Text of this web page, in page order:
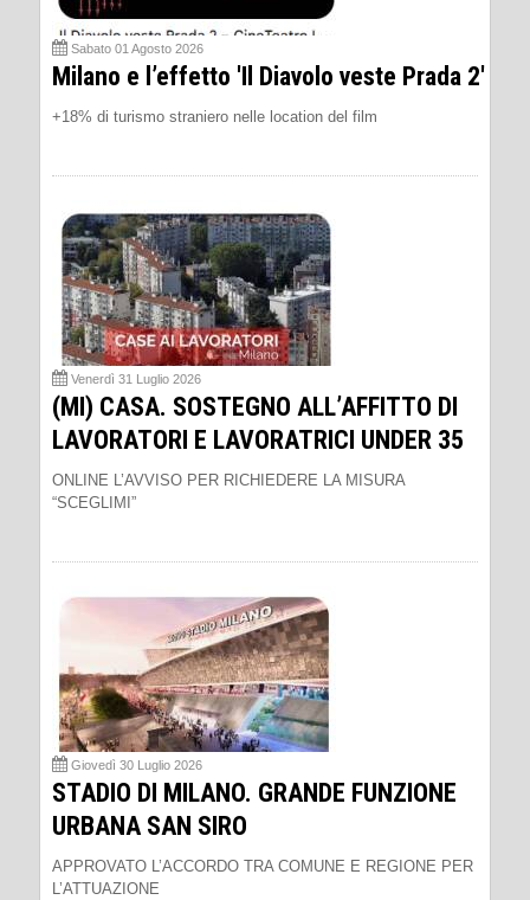
Sabato 01 Agosto 2026
Milano e l’effetto 'Il Diavolo veste Prada 2'
+18% di turismo straniero nelle location del film
Venerdì 31 Luglio 2026
(MI) CASA. SOSTEGNO ALL’AFFITTO DI
LAVORATORI E LAVORATRICI UNDER 35
ONLINE L’AVVISO PER RICHIEDERE LA MISURA
“SCEGLIMI”
Giovedì 30 Luglio 2026
STADIO DI MILANO. GRANDE FUNZIONE
URBANA SAN SIRO
APPROVATO L’ACCORDO TRA COMUNE E REGIONE PER
L’ATTUAZIONE